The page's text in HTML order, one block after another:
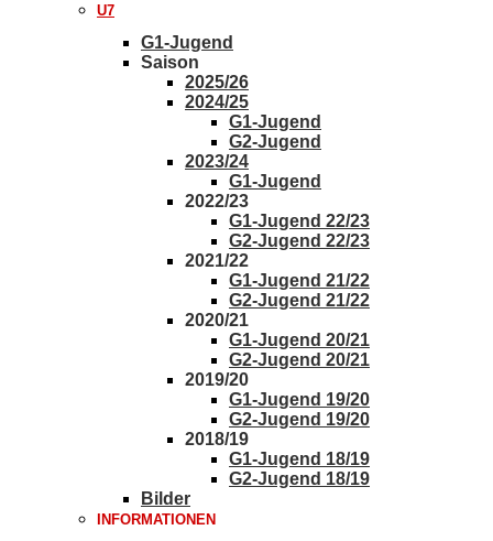
U7
G1-Jugend
Saison
2025/26
2024/25
G1-Jugend
G2-Jugend
2023/24
G1-Jugend
2022/23
G1-Jugend 22/23
G2-Jugend 22/23
2021/22
G1-Jugend 21/22
G2-Jugend 21/22
2020/21
G1-Jugend 20/21
G2-Jugend 20/21
2019/20
G1-Jugend 19/20
G2-Jugend 19/20
2018/19
G1-Jugend 18/19
G2-Jugend 18/19
Bilder
INFORMATIONEN